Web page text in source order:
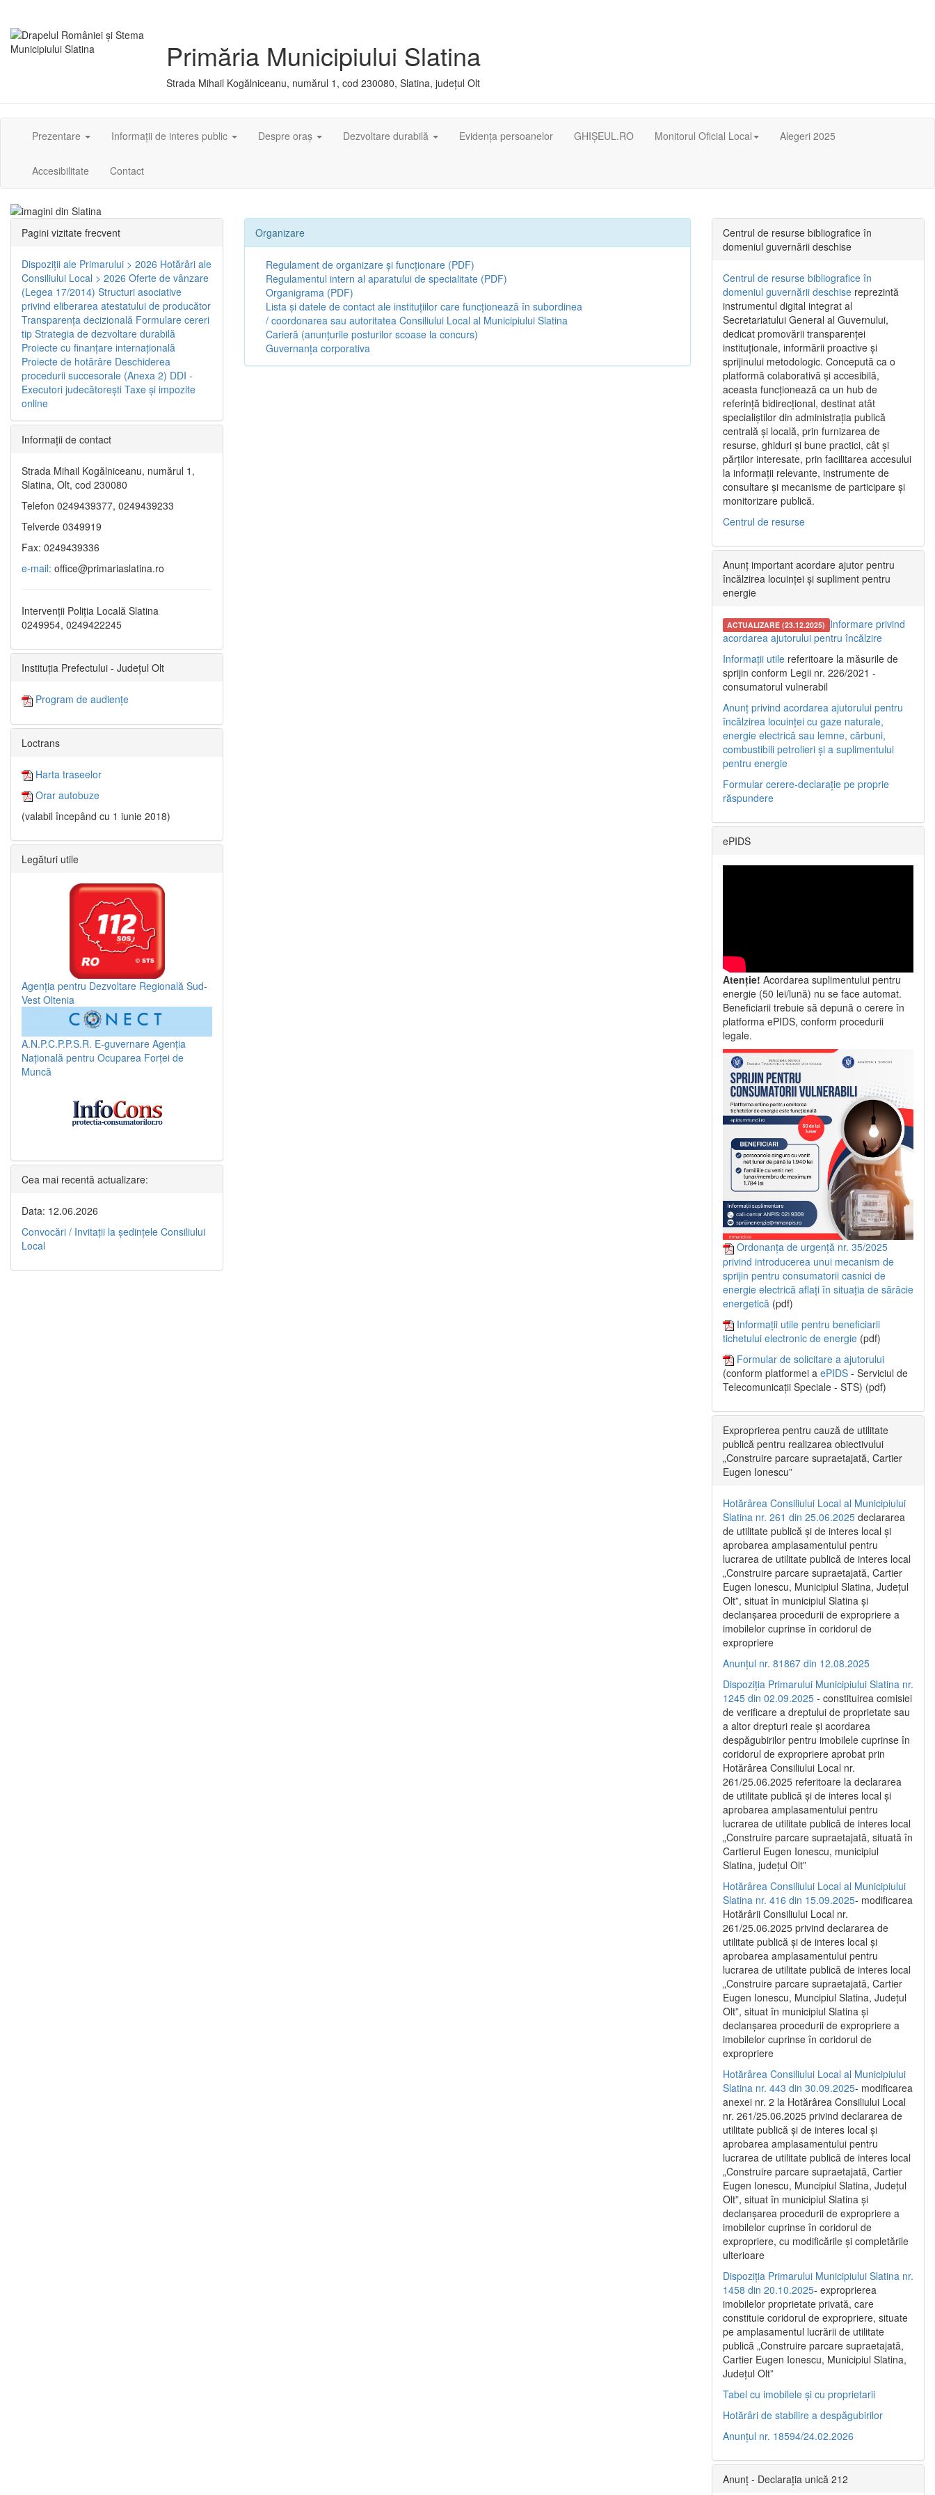
Primăria Municipiului Slatina
Strada Mihail Kogălniceanu, numărul 1, cod 230080, Slatina, județul Olt
Prezentare Informații de interes public Despre oraș Dezvoltare durabilă Evidența persoanelor GHIȘEUL.RO Monitorul Oficial Local Alegeri 2025
Accesibilitate Contact
Organizare
Regulament de organizare și funcționare (PDF)
Regulamentul intern al aparatului de specialitate (PDF)
Organigrama (PDF)
Lista și datele de contact ale instituțiilor care funcționează în subordinea
/ coordonarea sau autoritatea Consiliului Local al Municipiului Slatina
Carieră (anunțurile posturilor scoase la concurs)
Guvernanța corporativa
Pagini vizitate frecvent
Dispoziţii ale Primarului > 2026 Hotărâri ale
Consiliului Local > 2026 Oferte de vânzare
(Legea 17/2014) Structuri asociative
privind eliberarea atestatului de producător
Transparenţa decizională Formulare cereri
tip Strategia de dezvoltare durabilă
Proiecte cu finanţare internaţională
Proiecte de hotărâre Deschiderea
procedurii succesorale (Anexa 2) DDI -
Executori judecătorești Taxe şi impozite
online
Informaţii de contact
Strada Mihail Kogălniceanu, numărul 1,
Slatina, Olt, cod 230080
Telefon 0249439377, 0249439233
Telverde 0349919
Fax: 0249439336
e-mail: office@primariaslatina.ro
Intervenții Poliția Locală Slatina
0249954, 0249422245
Instituția Prefectului - Județul Olt
Program de audiențe
Loctrans
Harta traseelor
Orar autobuze
(valabil începând cu 1 iunie 2018)
Legături utile
Agenția pentru Dezvoltare Regională Sud-
Vest Oltenia
A.N.P.C.P.P.S.R. E-guvernare Agenția
Națională pentru Ocuparea Forței de
Muncă
Cea mai recentă actualizare:
Data: 12.06.2026
Convocări / Invitaţii la şedinţele Consiliului
Local
Centrul de resurse bibliografice în
domeniul guvernării deschise
Centrul de resurse bibliografice în
domeniul guvernării deschise reprezintă
instrumentul digital integrat al
Secretariatului General al Guvernului,
dedicat promovării transparenței
instituționale, informării proactive și
sprijinului metodologic. Concepută ca o
platformă colaborativă și accesibilă,
aceasta funcționează ca un hub de
referință bidirecțional, destinat atât
specialiștilor din administrația publică
centrală și locală, prin furnizarea de
resurse, ghiduri și bune practici, cât și
părților interesate, prin facilitarea accesului
la informații relevante, instrumente de
consultare și mecanisme de participare și
monitorizare publică.
Centrul de resurse
Anunț important acordare ajutor pentru
încălzirea locuinței și supliment pentru
energie
ACTUALIZARE (23.12.2025) Informare privind
acordarea ajutorului pentru încălzire
Informații utile referitoare la măsurile de
sprijin conform Legii nr. 226/2021 -
consumatorul vulnerabil
Anunț privind acordarea ajutorului pentru
încălzirea locuinței cu gaze naturale,
energie electrică sau lemne, cărbuni,
combustibili petrolieri și a suplimentului
pentru energie
Formular cerere-declarație pe proprie
răspundere
ePIDS
Atenție! Acordarea suplimentului pentru
energie (50 lei/lună) nu se face automat.
Beneficiarii trebuie să depună o cerere în
platforma ePIDS, conform procedurii
legale.
Ordonanța de urgență nr. 35/2025
privind introducerea unui mecanism de
sprijin pentru consumatorii casnici de
energie electrică aflați în situația de sărăcie
energetică (pdf)
Informații utile pentru beneficiarii
tichetului electronic de energie (pdf)
Formular de solicitare a ajutorului
(conform platformei a ePIDS - Serviciul de
Telecomunicații Speciale - STS) (pdf)
Exproprierea pentru cauză de utilitate
publică pentru realizarea obiectivului
„Construire parcare supraetajată, Cartier
Eugen Ionescu”
Hotărârea Consiliului Local al Municipiului
Slatina nr. 261 din 25.06.2025 declararea
de utilitate publică și de interes local și
aprobarea amplasamentului pentru
lucrarea de utilitate publică de interes local
„Construire parcare supraetajată, Cartier
Eugen Ionescu, Municipiul Slatina, Județul
Olt”, situat în municipiul Slatina și
declanșarea procedurii de expropriere a
imobilelor cuprinse în coridorul de
expropriere
Anunțul nr. 81867 din 12.08.2025
Dispoziția Primarului Municipiului Slatina nr.
1245 din 02.09.2025 - constituirea comisiei
de verificare a dreptului de proprietate sau
a altor drepturi reale și acordarea
despăgubirilor pentru imobilele cuprinse în
coridorul de expropriere aprobat prin
Hotărârea Consiliului Local nr.
261/25.06.2025 referitoare la declararea
de utilitate publică și de interes local și
aprobarea amplasamentului pentru
lucrarea de utilitate publică de interes local
„Construire parcare supraetajată, situată în
Cartierul Eugen Ionescu, municipiul
Slatina, județul Olt”
Hotărârea Consiliului Local al Municipiului
Slatina nr. 416 din 15.09.2025- modificarea
Hotărârii Consiliului Local nr.
261/25.06.2025 privind declararea de
utilitate publică și de interes local și
aprobarea amplasamentului pentru
lucrarea de utilitate publică de interes local
„Construire parcare supraetajată, Cartier
Eugen Ionescu, Muncipiul Slatina, Județul
Olt”, situat în municipiul Slatina și
declanșarea procedurii de expropriere a
imobilelor cuprinse în coridorul de
expropriere
Hotărârea Consiliului Local al Municipiului
Slatina nr. 443 din 30.09.2025- modificarea
anexei nr. 2 la Hotărârea Consiliului Local
nr. 261/25.06.2025 privind declararea de
utilitate publică şi de interes local şi
aprobarea amplasamentului pentru
lucrarea de utilitate publică de interes local
„Construire parcare supraetajată, Cartier
Eugen Ionescu, Muncipiul Slatina, Judeţul
Olt”, situat în municipiul Slatina şi
declanşarea procedurii de expropriere a
imobilelor cuprinse în coridorul de
expropriere, cu modificările şi completările
ulterioare
Dispoziția Primarului Municipiului Slatina nr.
1458 din 20.10.2025- exproprierea
imobilelor proprietate privată, care
constituie coridorul de expropriere, situate
pe amplasamentul lucrării de utilitate
publică „Construire parcare supraetajată,
Cartier Eugen Ionescu, Municipiul Slatina,
Județul Olt”
Tabel cu imobilele și cu proprietarii
Hotărâri de stabilire a despăgubirilor
Anunțul nr. 18594/24.02.2026
Anunț - Declarația unică 212